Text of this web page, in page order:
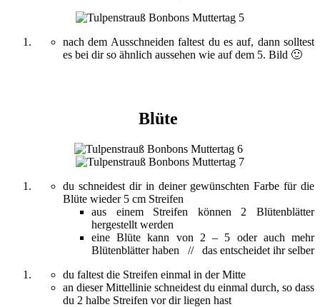
nach dem Ausschneiden faltest du es auf, dann solltest
es bei dir so ähnlich aussehen wie auf dem 5. Bild 🙂
Blüte
du schneidest dir in deiner gewünschten Farbe für die
Blüte wieder 5 cm Streifen
aus einem Streifen können 2 Blütenblätter
hergestellt werden
eine Blüte kann von 2 – 5 oder auch mehr
Blütenblätter haben // das entscheidet ihr selber
du faltest die Streifen einmal in der Mitte
an dieser Mittellinie schneidest du einmal durch, so dass
du 2 halbe Streifen vor dir liegen hast